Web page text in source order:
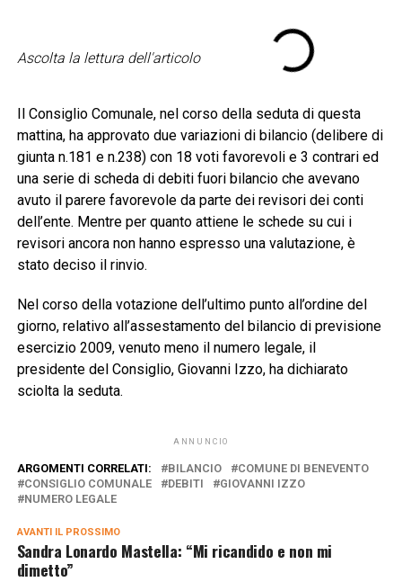
Ascolta la lettura dell'articolo
Il Consiglio Comunale, nel corso della seduta di questa
mattina, ha approvato due variazioni di bilancio (delibere di
giunta n.181 e n.238) con 18 voti favorevoli e 3 contrari ed
una serie di scheda di debiti fuori bilancio che avevano
avuto il parere favorevole da parte dei revisori dei conti
dell’ente. Mentre per quanto attiene le schede su cui i
revisori ancora non hanno espresso una valutazione, è
stato deciso il rinvio.
Nel corso della votazione dell’ultimo punto all’ordine del
giorno, relativo all’assestamento del bilancio di previsione
esercizio 2009, venuto meno il numero legale, il
presidente del Consiglio, Giovanni Izzo, ha dichiarato
sciolta la seduta.
ANNUNCIO
ARGOMENTI CORRELATI: BILANCIO
COMUNE DI BENEVENTO
CONSIGLIO COMUNALE
DEBITI
GIOVANNI IZZO
NUMERO LEGALE
AVANTI IL ​​PROSSIMO
Sandra Lonardo Mastella: “Mi ricandido e non mi
dimetto”